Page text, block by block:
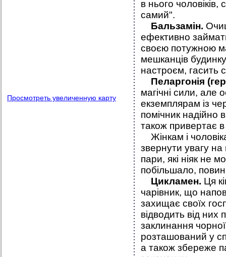
Просмотреть увеличенную карту
в нього
самий".
Бальзамін.
ефективно
своєю потужною
мешканців
настроєм, гасить
Пеларгонія
магічні сили, але
екземплярам із
помічник надійно
також привертає в
Жінкам і
звернути увагу на
пари, які ніяк не
побільшало,
Цикламен. Ця
чарівник, що
захищає своїх
відводить від них
заклинання
розташований у
а також збереже